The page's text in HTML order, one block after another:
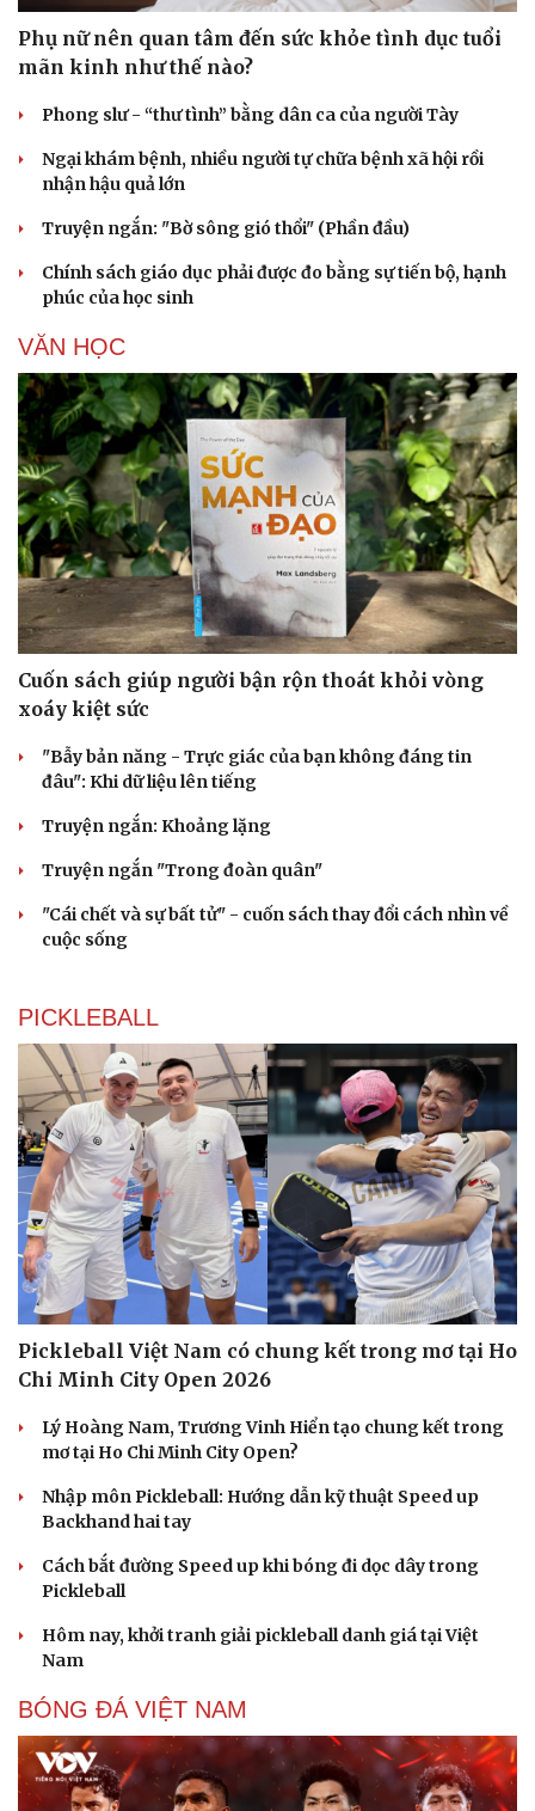
Cải chính
Phụ nữ nên quan tâm đến sức khỏe tình dục tuổi
mãn kinh như thế nào?
Phong slư - “thư tình” bằng dân ca của người Tày
Ngại khám bệnh, nhiều người tự chữa bệnh xã hội rồi
nhận hậu quả lớn
Truyện ngắn: "Bờ sông gió thổi" (Phần đầu)
Chính sách giáo dục phải được đo bằng sự tiến bộ, hạnh
phúc của học sinh
VĂN HỌC
Cuốn sách giúp người bận rộn thoát khỏi vòng
xoáy kiệt sức
"Bẫy bản năng - Trực giác của bạn không đáng tin
đâu": Khi dữ liệu lên tiếng
Truyện ngắn: Khoảng lặng
Truyện ngắn "Trong đoàn quân"
"Cái chết và sự bất tử" - cuốn sách thay đổi cách nhìn về
cuộc sống
PICKLEBALL
Pickleball Việt Nam có chung kết trong mơ tại Ho
Chi Minh City Open 2026
Lý Hoàng Nam, Trương Vinh Hiển tạo chung kết trong
mơ tại Ho Chi Minh City Open?
Nhập môn Pickleball: Hướng dẫn kỹ thuật Speed up
Backhand hai tay
Cách bắt đường Speed up khi bóng đi dọc dây trong
Pickleball
Hôm nay, khởi tranh giải pickleball danh giá tại Việt
Nam
BÓNG ĐÁ VIỆT NAM